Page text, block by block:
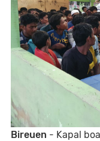
Bireuen - Kapal